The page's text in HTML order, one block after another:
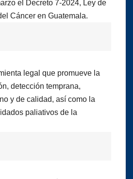
el Decreto 7-2024, Ley de
Cáncer en Guatemala.
legal que promueve la
detección temprana,
y de calidad, así como la
paliativos de la